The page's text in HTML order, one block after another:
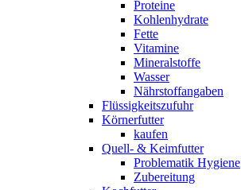
Proteine
Kohlenhydrate
Fette
Vitamine
Mineralstoffe
Wasser
Nährstoffangaben
Flüssigkeitszufuhr
Körnerfutter
kaufen
Quell- & Keimfutter
Problematik Hygiene
Zubereitung